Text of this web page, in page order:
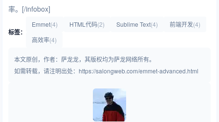
率。[/infobox]
标签：
Emmet(4) HTML代码(2) Sublime Text(4) 前端开发(4)
高效率(4)
本文原创，作者：萨龙龙，其版权均为萨龙网络所有。
如需转载，请注明出处：https://salongweb.com/emmet-advanced.html